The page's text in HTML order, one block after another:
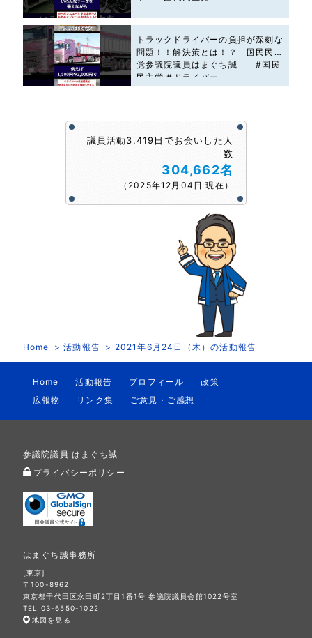
トラックドライバーの負担が深刻な
問題！！解決策とは！？ 国民民主
党参議院議員はまぐち誠 #国民
民主党 #ドライバー
議員活動3,419日でお会いした人
数
304,662名
（2025年12月04日 現在）
Home 活動報告 2021年6月24日（木）の活動報告
Home 活動報告 プロフィール
政策
広報物
リンク集 ご意見・ご感想
参議院議員 はまぐち誠
プライバシーポリシー
はまぐち誠事務所
[東京]
〒100-8962
東京都千代田区永田町2丁目1番1号 参議院議員会館1022号室
TEL 03-6550-1022
地図を見る